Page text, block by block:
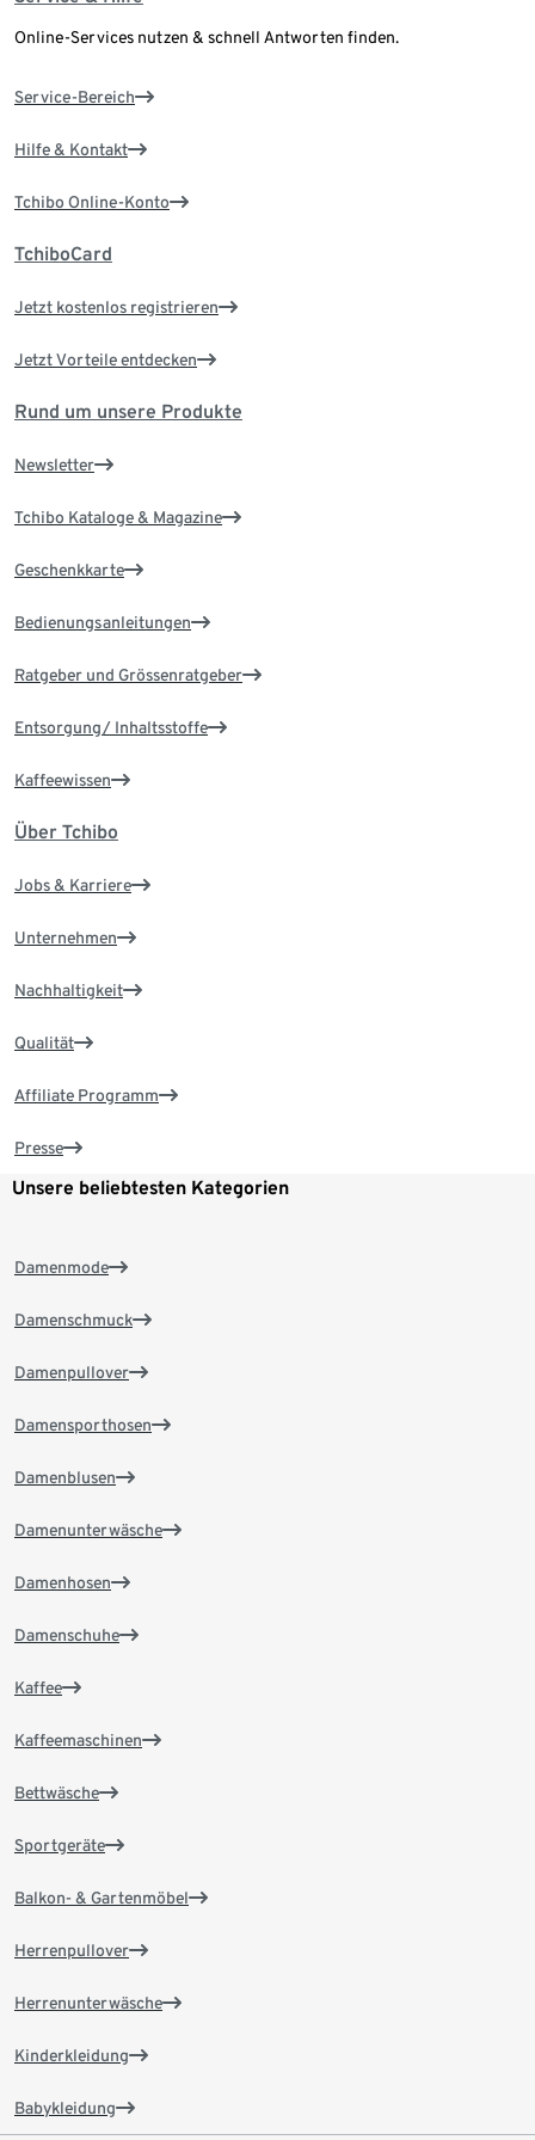
Online-Services nutzen & schnell Antworten finden.
Service-Bereich
Hilfe & Kontakt
Tchibo Online-Konto
TchiboCard
Jetzt kostenlos registrieren
Jetzt Vorteile entdecken
Rund um unsere Produkte
Newsletter
Tchibo Kataloge & Magazine
Geschenkkarte
Bedienungsanleitungen
Ratgeber und Grössenratgeber
Entsorgung/ Inhaltsstoffe
Kaffeewissen
Über Tchibo
Jobs & Karriere
Unternehmen
Nachhaltigkeit
Qualität
Affiliate Programm
Presse
Unsere beliebtesten Kategorien
Damenmode
Damenschmuck
Damenpullover
Damensporthosen
Damenblusen
Damenunterwäsche
Damenhosen
Damenschuhe
Kaffee
Kaffeemaschinen
Bettwäsche
Sportgeräte
Balkon- & Gartenmöbel
Herrenpullover
Herrenunterwäsche
Kinderkleidung
Babykleidung